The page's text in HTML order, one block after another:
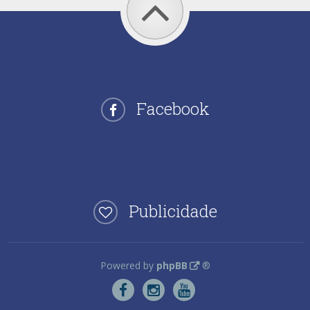
Facebook
Publicidade
Powered by phpBB ®